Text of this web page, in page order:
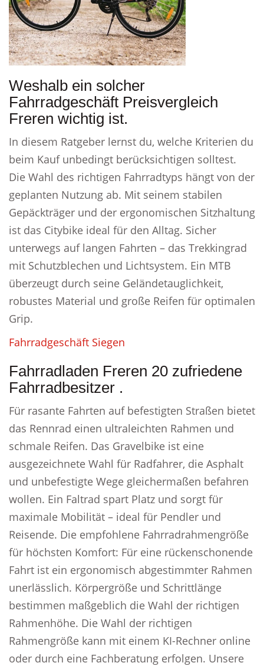
Weshalb ein solcher
Fahrradgeschäft Preisvergleich
Freren wichtig ist.
In diesem Ratgeber lernst du, welche Kriterien du
beim Kauf unbedingt berücksichtigen solltest.
Die Wahl des richtigen Fahrradtyps hängt von der
geplanten Nutzung ab. Mit seinem stabilen
Gepäckträger und der ergonomischen Sitzhaltung
ist das Citybike ideal für den Alltag. Sicher
unterwegs auf langen Fahrten – das Trekkingrad
mit Schutzblechen und Lichtsystem. Ein MTB
überzeugt durch seine Geländetauglichkeit,
robustes Material und große Reifen für optimalen
Grip.
Fahrradgeschäft Siegen
Fahrradladen Freren 20 zufriedene
Fahrradbesitzer .
Für rasante Fahrten auf befestigten Straßen bietet
das Rennrad einen ultraleichten Rahmen und
schmale Reifen. Das Gravelbike ist eine
ausgezeichnete Wahl für Radfahrer, die Asphalt
und unbefestigte Wege gleichermaßen befahren
wollen. Ein Faltrad spart Platz und sorgt für
maximale Mobilität – ideal für Pendler und
Reisende. Die empfohlene Fahrradrahmengröße
für höchsten Komfort: Für eine rückenschonende
Fahrt ist ein ergonomisch abgestimmter Rahmen
unerlässlich. Körpergröße und Schrittlänge
bestimmen maßgeblich die Wahl der richtigen
Rahmenhöhe. Die Wahl der richtigen
Rahmengröße kann mit einem KI-Rechner online
oder durch eine Fachberatung erfolgen. Unsere